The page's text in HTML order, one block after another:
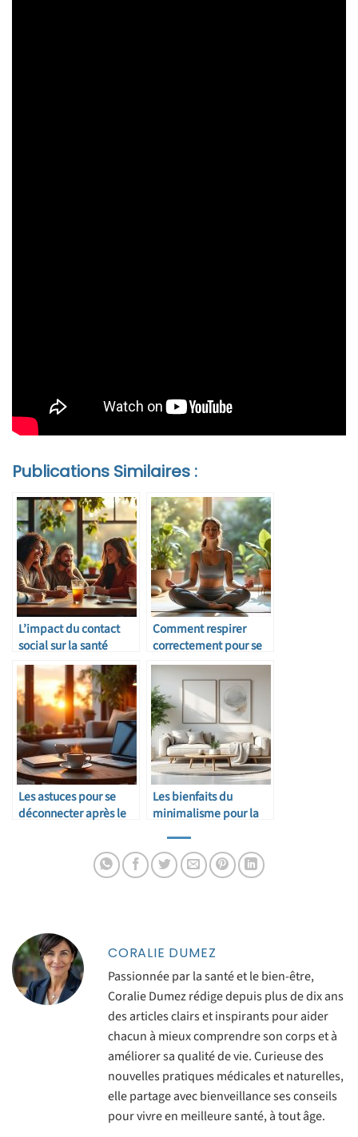
Publications Similaires :
L’impact du contact
social sur la santé
mentale
Comment respirer
correctement pour se
détendre
Les astuces pour se
déconnecter après le
Les bienfaits du
minimalisme pour la
CORALIE DUMEZ
Passionnée par la santé et le bien-être,
Coralie Dumez rédige depuis plus de dix ans
des articles clairs et inspirants pour aider
chacun à mieux comprendre son corps et à
améliorer sa qualité de vie. Curieuse des
nouvelles pratiques médicales et naturelles,
elle partage avec bienveillance ses conseils
pour vivre en meilleure santé, à tout âge.